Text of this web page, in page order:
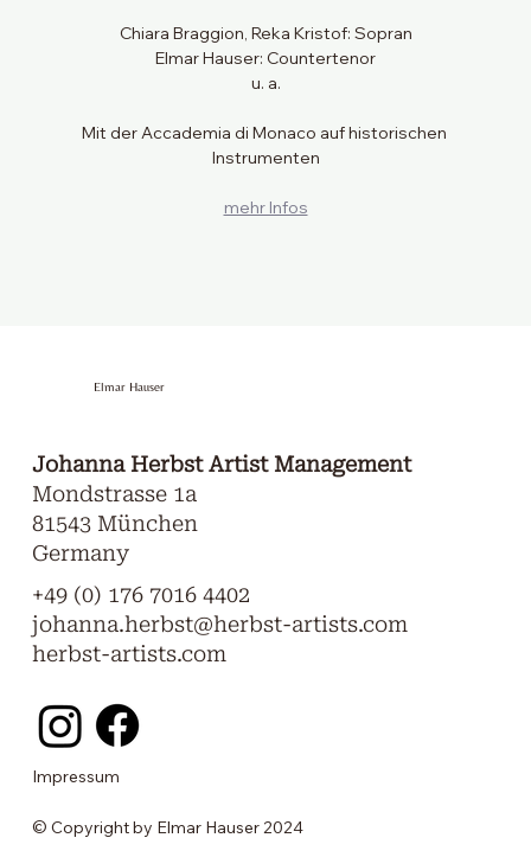
Chiara Braggion, Reka Kristof: Sopran
Elmar Hauser: Countertenor
u. a.
Mit der Accademia di Monaco auf historischen
Instrumenten
mehr Infos
Impressum
© Copyright by Elmar Hauser 2024
Johanna Herbst Artist Management
Mondstrasse 1a
81543 München
Germany
Elmar Hauser
+49 (0) 176 7016 4402
johanna.herbst@herbst-artists.com
herbst-artists.com